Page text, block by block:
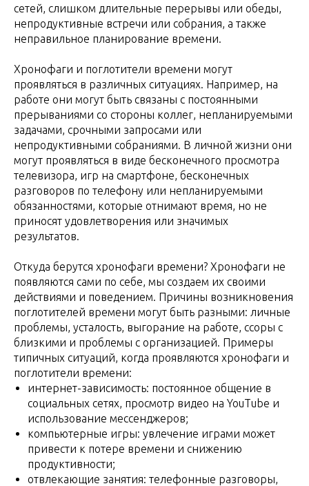
сетей, слишком длительные перерывы или обеды,
непродуктивные встречи или собрания, а также
неправильное планирование времени.
Хронофаги и поглотители времени могут
проявляться в различных ситуациях. Например, на
работе они могут быть связаны с постоянными
прерываниями со стороны коллег, непланируемыми
задачами, срочными запросами или
непродуктивными собраниями. В личной жизни они
могут проявляться в виде бесконечного просмотра
телевизора, игр на смартфоне, бесконечных
разговоров по телефону или непланируемыми
обязанностями, которые отнимают время, но не
приносят удовлетворения или значимых
результатов.
Откуда берутся хронофаги времени? Хронофаги не
появляются сами по себе, мы создаем их своими
действиями и поведением. Причины возникновения
поглотителей времени могут быть разными: личные
проблемы, усталость, выгорание на работе, ссоры с
близкими и проблемы с организацией. Примеры
типичных ситуаций, когда проявляются хронофаги и
поглотители времени:
интернет-зависимость: постоянное общение в
социальных сетях, просмотр видео на YouTube и
использование мессенджеров;
компьютерные игры: увлечение играми может
привести к потере времени и снижению
продуктивности;
отвлекающие занятия: телефонные разговоры,